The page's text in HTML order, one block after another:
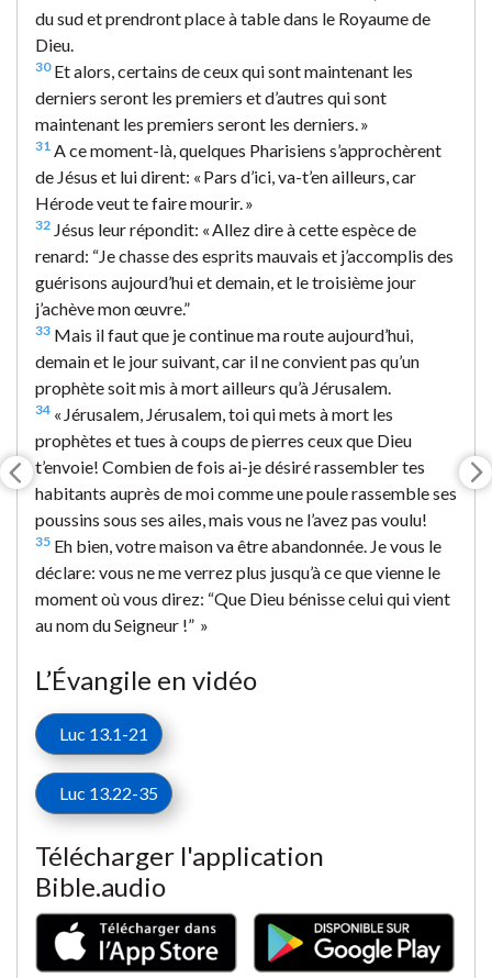
du sud et prendront place à table dans le Royaume de
Dieu.
30Et alors, certains de ceux qui sont maintenant les
derniers seront les premiers et d’autres qui sont
maintenant les premiers seront les derniers. »
31 A ce moment-là, quelques Pharisiens s’approchèrent
de Jésus et lui dirent: « Pars d’ici, va-t’en ailleurs, car
Hérode veut te faire mourir. »
32 Jésus leur répondit: « Allez dire à cette espèce de
renard: “Je chasse des esprits mauvais et j’accomplis des
guérisons aujourd’hui et demain, et le troisième jour
j’achève mon œuvre.”
33 Mais il faut que je continue ma route aujourd’hui,
demain et le jour suivant, car il ne convient pas qu’un
prophète soit mis à mort ailleurs qu’à Jérusalem.
34 « Jérusalem, Jérusalem, toi qui mets à mort les
prophètes et tues à coups de pierres ceux que Dieu
t’envoie! Combien de fois ai-je désiré rassembler tes
habitants auprès de moi comme une poule rassemble ses
poussins sous ses ailes, mais vous ne l’avez pas voulu!
35 Eh bien, votre maison va être abandonnée. Je vous le
déclare: vous ne me verrez plus jusqu’à ce que vienne le
moment où vous direz: “Que Dieu bénisse celui qui vient
au nom du Seigneur !” »
L’Évangile en vidéo
Luc 13.1-21
Luc 13.22-35
Télécharger l'application
Bible.audio